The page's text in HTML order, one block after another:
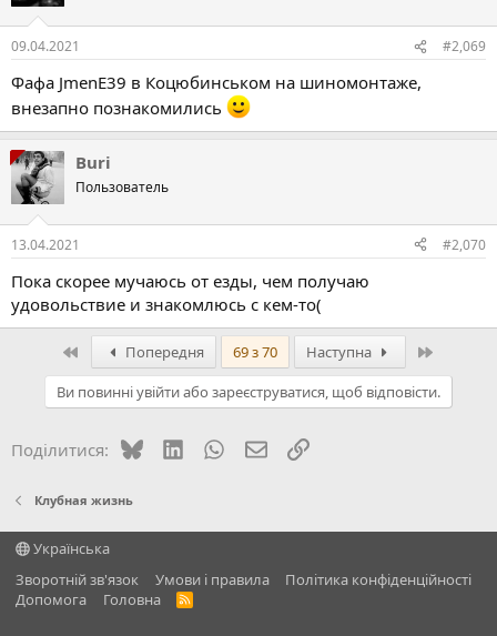
09.04.2021 #2,069
Фафа JmenE39 в Коцюбинськом на шиномонтаже,
внезапно познакомились
Buri
Пользователь
13.04.2021 #2,070
Пока скорее мучаюсь от езды, чем получаю
удовольствие и знакомлюсь с кем-то(
ПершийПопередня 69 з 70 Наступна
Ви повинні увійти або зареєструватися, щоб відповісти.
Поділитися: BlueskyLinkedInWhatsApp
E-mailПосилання
Клубная жизнь
Українська
Зворотній зв'язок
Умови і правила
Політика конфіденційності
Дoпoмoга
Головна
R